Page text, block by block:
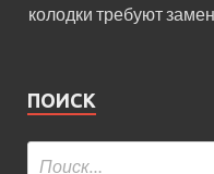
колодки требуют
ПОИСК